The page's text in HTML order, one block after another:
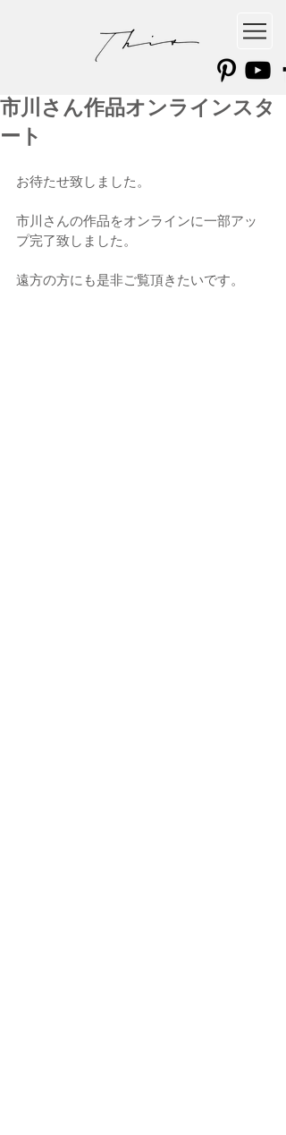
市川さん作品オンラインスタ
ート
お待たせ致しました。
市川さんの作品をオンラインに一部アッ
プ完了致しました。
遠方の方にも是非ご覧頂きたいです。